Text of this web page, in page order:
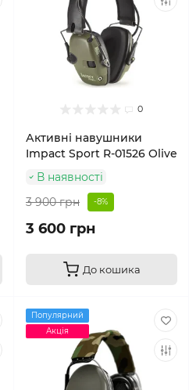
0
Активні навушники
Impact Sport R-01526 Olive
В наявності
3 900 грн
-8%
3 600 грн
До кошика
Популярний
Акція